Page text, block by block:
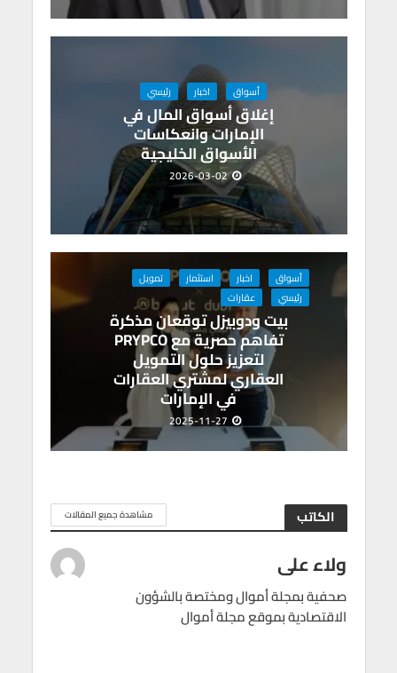
أسواق اخبار رئيسي
إغلاق أسواق المال في
الإمارات وانعكاسات
الأسواق الخليجية
2026-03-02
أسواق اخبار استثمار
تمويل
رئيسي
عقارات
بيت ودوبيزل توقعان مذكرة
تفاهم حصرية مع PRYPCO
لتعزيز حلول التمويل
العقاري لمشتري العقارات
في الإمارات
2025-11-27
الكاتب مشاهدة جميع المقالات
ولاء على
صحفية بمجلة أموال ومختصة بالشؤون
الاقتصادية بموقع مجلة أموال